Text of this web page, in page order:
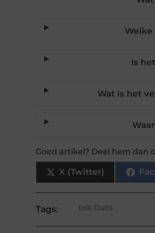
Is
Wat is het
Goed artikel? Deel hem dan
X (Twitter)
Tags: tolk Duits